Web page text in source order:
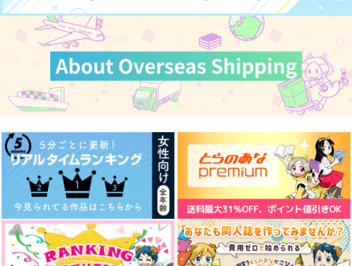
作品詳細 作品詳細 作品詳細
セロ
TW GALLERIA
再録集 煙るような光
ザザ降り
アズイ伝説
シラカンバラリ
エポード・マキアーイ
メージイラスト集『フ
ァンタズマ（亡霊）』
うすべに文庫
1,210円（税込）
その他
イデア×アズール
エポード・マキアーイ
メージイラスト集『フ
ァンタズマ（亡霊）』
ポストカードブック付
き
うすべに文庫
専売 1,760 円（税込）
その他
イデア×アズール
短編小説集『スゼと書
いて真理と読む』
うすべに文庫
専売
795円（税込）
Dr.STONE
スタンリー×ゼノ
サンプル
カート カート カート
再録集 煙るような光
ぼくらのいろいろ
MELTY BITTER SWE